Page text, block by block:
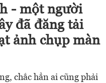
- một người
đã đăng tải
ảnh chụp màn
chắc hẳn ai cũng phải